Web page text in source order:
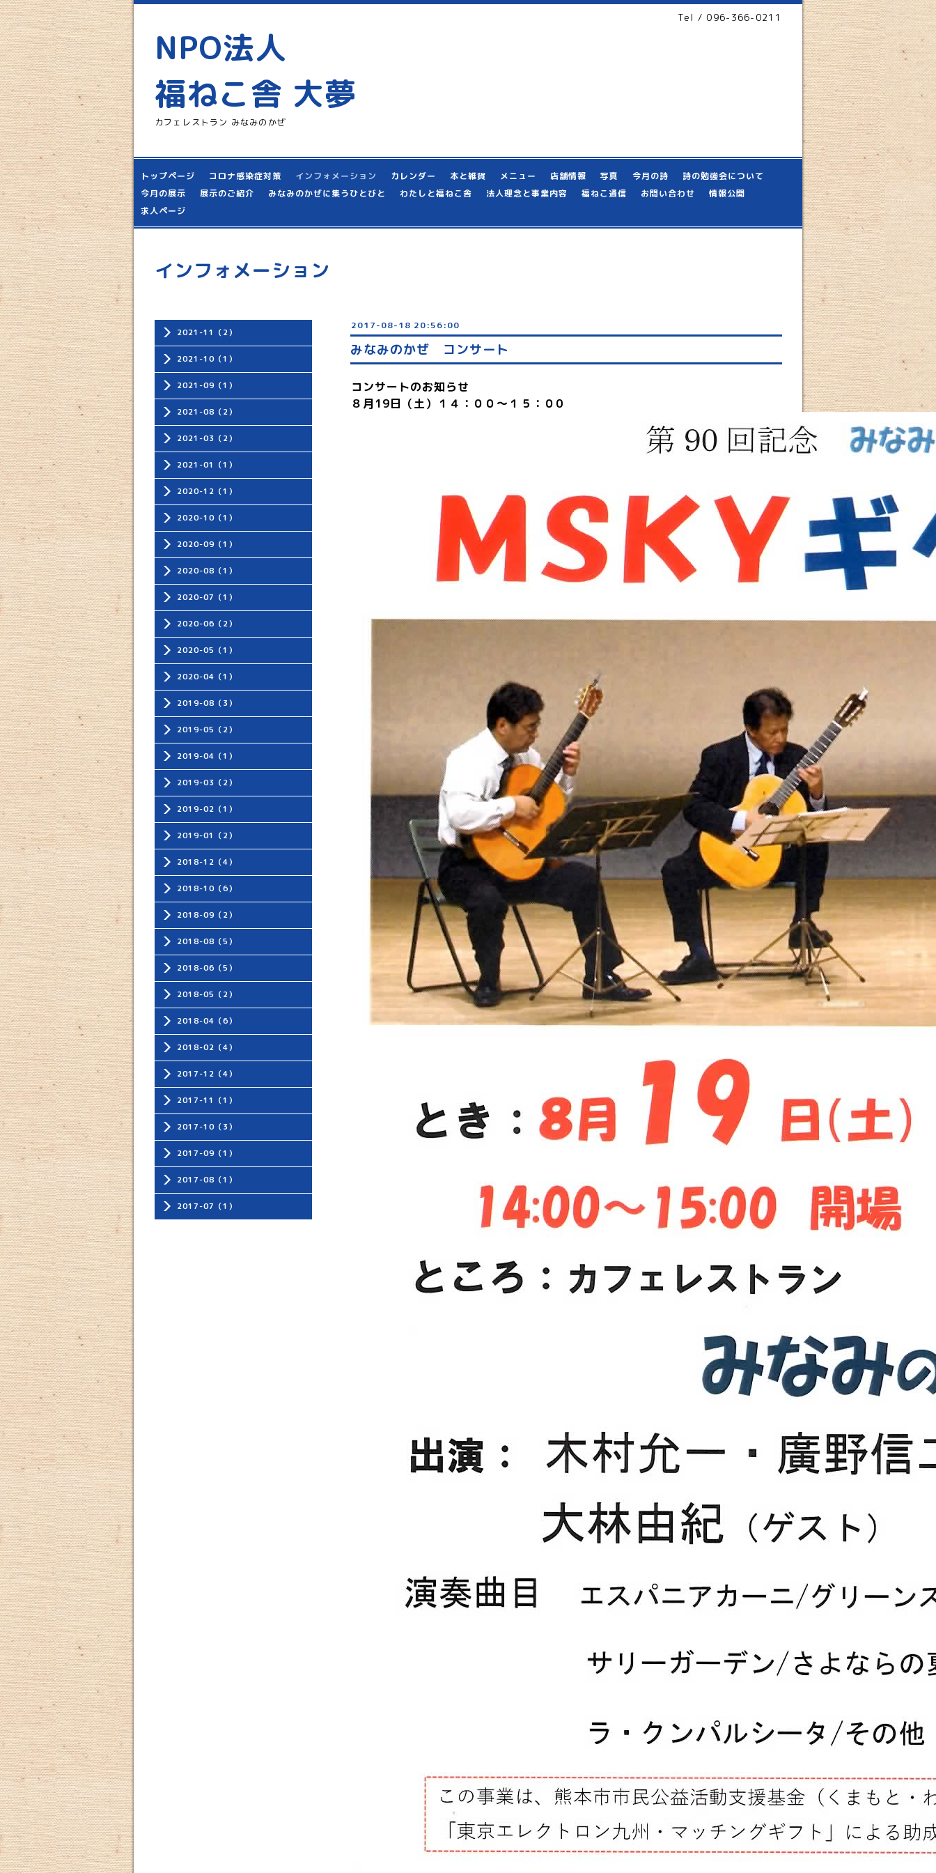
Tel / 096-366-0211
NPO法人
福ねこ舎 大夢
カフェレストラン みなみのかぜ
トップページ コロナ感染症対策 インフォメーション カレンダー 本と雑貨 メニュー 店舗情報 写真 今月の詩
詩の勉強会について
今月の展示
展示のご紹介 みなみのかぜに集うひとびと わたしと福ねこ舎 法人理念と事業内容 福ねこ通信 お問い合わせ
情報公開
求人ページ
2021-11（2）
2021-10（1）
2021-09（1）
2021-08（2）
2021-03（2）
2021-01（1）
2020-12（1）
2020-10（1）
2020-09（1）
2020-08（1）
2020-07（1）
2020-06（2）
2020-05（1）
2020-04（1）
2019-08（3）
2019-05（2）
2019-04（1）
2019-03（2）
2019-02（1）
2019-01（2）
2018-12（4）
2018-10（6）
2018-09（2）
2018-08（5）
2018-06（5）
2018-05（2）
2018-04（6）
2018-02（4）
2017-12（4）
2017-11（1）
2017-10（3）
2017-09（1）
2017-08（1）
2017-07（1）
インフォメーション
2017-08-18 20:56:00
みなみのかぜ コンサート
コンサートのお知らせ
８月19日（土）１４：００～１５：０0